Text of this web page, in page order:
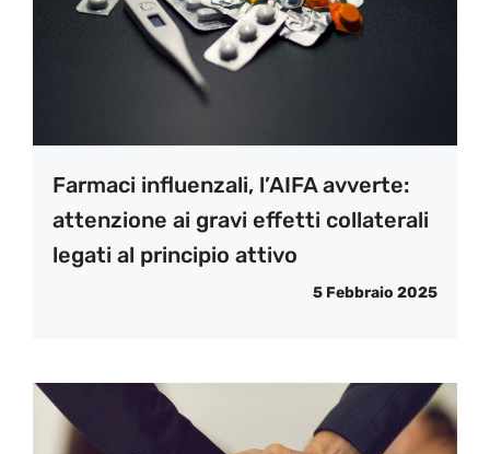
Farmaci influenzali, l’AIFA avverte:
attenzione ai gravi effetti collaterali
legati al principio attivo
5 Febbraio 2025